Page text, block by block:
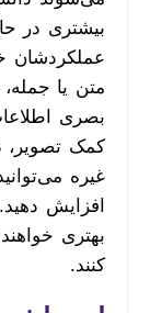
بیشتری در
عملکردشان
متن یا
بصری
کمک تصویر،
غیره
افزایش
بهتری
کنند.